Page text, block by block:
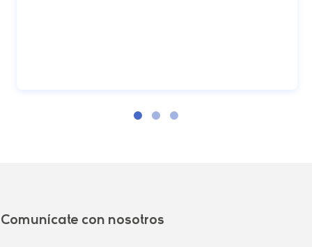
Comunícate con nosotros